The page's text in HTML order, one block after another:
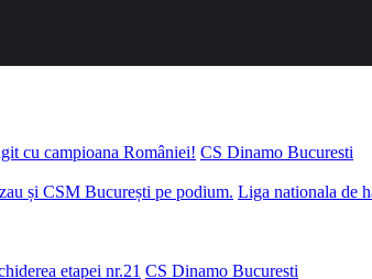
cu campioana României! CS Dinamo Bucuresti
și CSM București pe podium. Liga nationala de
etapei nr.21 CS Dinamo Bucuresti